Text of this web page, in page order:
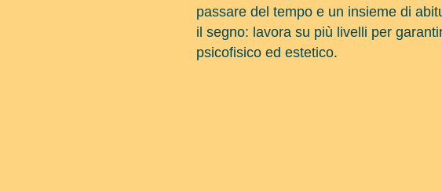
passare del tempo e un insieme di
il segno: lavora su più livelli per
psicofisico ed estetico.